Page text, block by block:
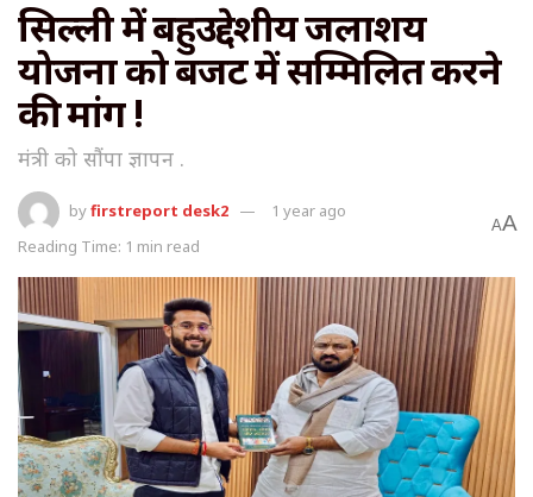
सिल्ली में बहुउद्देशीय जलाशय
योजना को बजट में सम्मिलित करने
की मांग !
मंत्री को सौंपा ज्ञापन .
byfirstreport desk2
1 year ago
Reading Time: 1 min read
AA